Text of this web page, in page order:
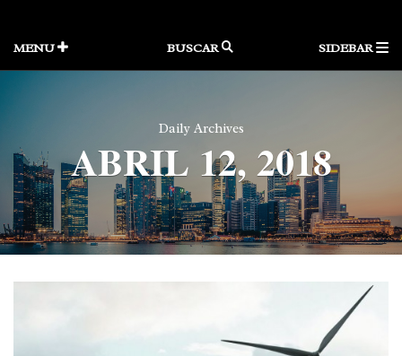
content
MENU BUSCAR SIDEBAR
Daily Archives
ABRIL 12, 2018